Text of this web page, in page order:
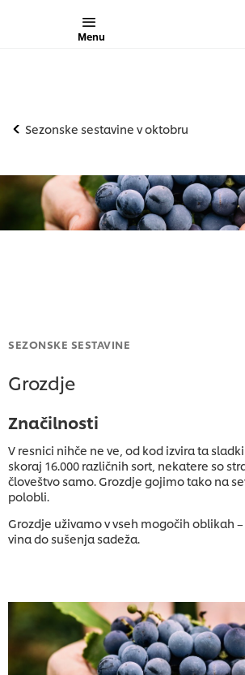
Menu
Sezonske sestavine v oktobru
SEZONSKE SESTAVINE
Grozdje
Značilnosti
V resnici nihče ne ve, od kod izvira ta
skoraj 16.000 različnih sort, nekatere so
človeštvo samo. Grozdje gojimo tako na
polobli.
Grozdje uživamo v vseh mogočih oblikah
vina do sušenja sadeža.